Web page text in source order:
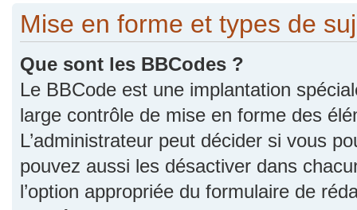
Mise en forme et types de
Que sont les BBCodes ?
Le BBCode est une implantation
large contrôle de mise en forme des
L’administrateur peut décider si vous
pouvez aussi les désactiver dans
l’option appropriée du formulaire de